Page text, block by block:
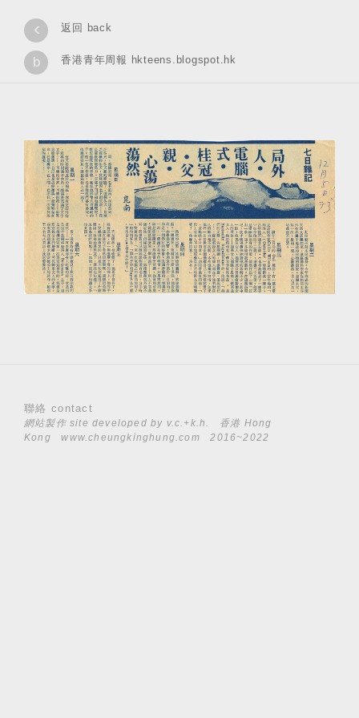
‹ 返回 back
b 香港青年周報 hkteens.blogspot.hk
聯絡 contact
網站製作 site developed by v.c.+k.h.
香港 Hong
Kongwww.cheungkinghung.com 2016~2022